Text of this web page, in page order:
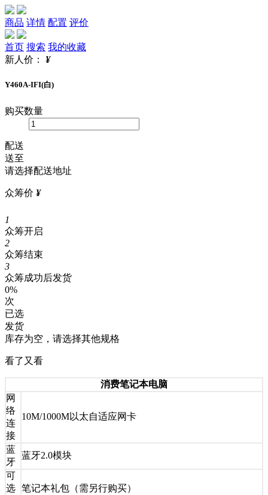
商品 详情 配置 评价
首页 搜索 我的收藏
新人价：
¥
Y460A-IFI(白)
购买数量
配送
送至
请选择配送地址
众筹价 ¥
1
众筹开启
2
众筹结束
3
众筹成功后发货
0%
次
已选
发货
库存为空，请选择其他规格
看了又看
消费笔记本电脑
网
络
连
接
10M/1000M以太自适应网卡
蓝
牙
蓝牙2.0模块
可
选 笔记本礼包（需另行购买）